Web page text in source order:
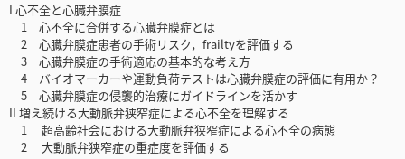
I 心不全と心臓弁膜症
1 心不全に合併する心臓弁膜症とは
2 心臓弁膜症患者の手術リスク，frailtyを評価する
3 心臓弁膜症の手術適応の基本的な考え方
4 バイオマーカーや運動負荷テストは心臓弁膜症の評価に有用か？
5 心臓弁膜症の侵襲的治療にガイドラインを活かす
II 増え続ける大動脈弁狭窄症による心不全を理解する
1 超高齢社会における大動脈弁狭窄症による心不全の病態
2 大動脈弁狭窄症の重症度を評価する